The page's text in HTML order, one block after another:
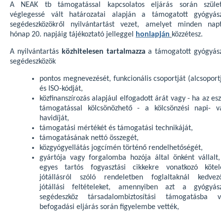
A NEAK tb támogatással kapcsolatos eljárás során
véglegessé vált határozatai alapján a támogatott
segédeszközökről nyilvántartást vezet, amelyet minden
hónap 20. napjáig tájékoztató jelleggel
honlapján közzétesz.
A nyilvántartás közhitelesen tartalmazza a támogatott
segédeszközök
pontos megnevezését, funkcionális csoportját
és ISO-kódját,
közfinanszírozás alapjául elfogadott árát vagy - ha az
támogatással kölcsönözhető - a kölcsönzési napi-
havidíját,
támogatási mértékét és támogatási technikáját,
támogatásának nettó összegét,
közgyógyellátás jogcímén történő rendelhetőségét,
gyártója vagy forgalomba hozója által önként
egyes tartós fogyasztási cikkekre vonatkozó
jótállásról szóló rendeletben foglaltaknál
jótállási feltételeket, amennyiben azt a
segédeszköz társadalombiztosítási támogatásba
befogadási eljárás során figyelembe vették,